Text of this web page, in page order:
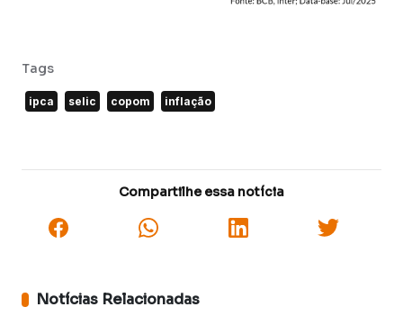
Tags
ipca selic copom inflação
Compartilhe essa notícia
Notícias Relacionadas